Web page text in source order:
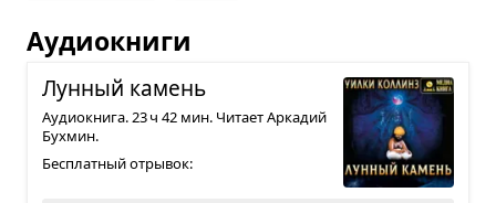
Аудиокниги
Лун­ный камень
Аудиокнига. 23 ч 42 мин. Читает Аркадий
Бухмин.
Бесплатный отрывок: